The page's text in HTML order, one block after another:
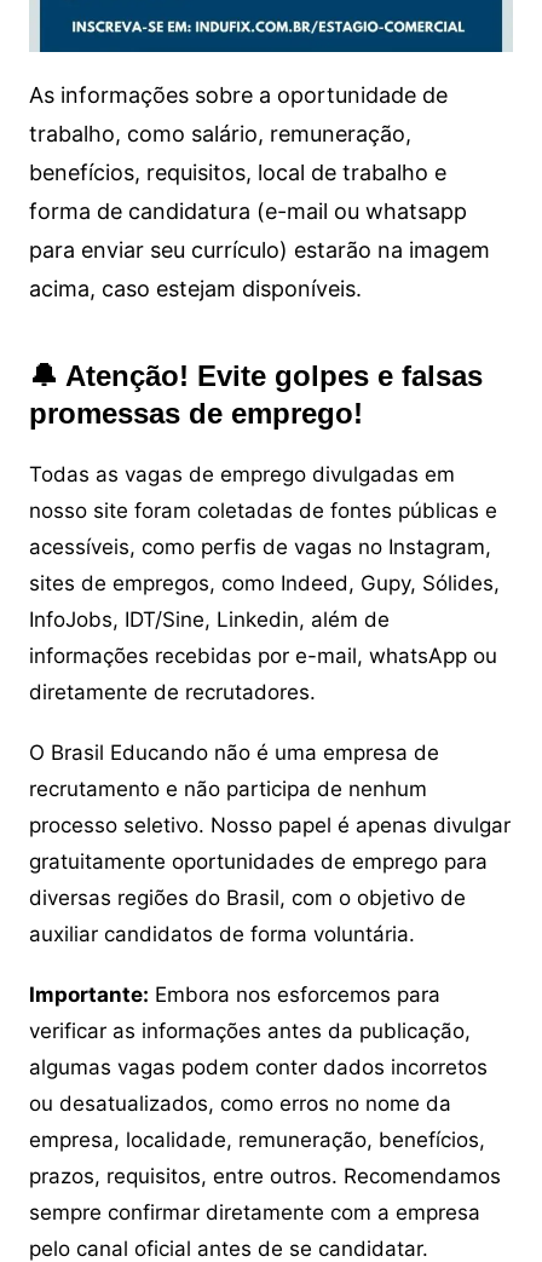
As informações sobre a oportunidade de
trabalho, como salário, remuneração,
benefícios, requisitos, local de trabalho e
forma de candidatura (e-mail ou whatsapp
para enviar seu currículo) estarão na imagem
acima, caso estejam disponíveis.
🔔 Atenção! Evite golpes e falsas
promessas de emprego!
Todas as vagas de emprego divulgadas em
nosso site foram coletadas de fontes públicas e
acessíveis, como perfis de vagas no Instagram,
sites de empregos, como Indeed, Gupy, Sólides,
InfoJobs, IDT/Sine, Linkedin, além de
informações recebidas por e-mail, whatsApp ou
diretamente de recrutadores.
O Brasil Educando não é uma empresa de
recrutamento e não participa de nenhum
processo seletivo. Nosso papel é apenas divulgar
gratuitamente oportunidades de emprego para
diversas regiões do Brasil, com o objetivo de
auxiliar candidatos de forma voluntária.
Importante: Embora nos esforcemos para
verificar as informações antes da publicação,
algumas vagas podem conter dados incorretos
ou desatualizados, como erros no nome da
empresa, localidade, remuneração, benefícios,
prazos, requisitos, entre outros. Recomendamos
sempre confirmar diretamente com a empresa
pelo canal oficial antes de se candidatar.